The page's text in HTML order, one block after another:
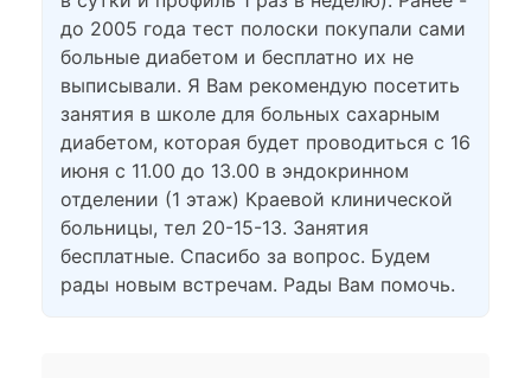
до 2005 года тест полоски покупали сами
больные диабетом и бесплатно их не
выписывали. Я Вам рекомендую посетить
занятия в школе для больных сахарным
диабетом, которая будет проводиться с 16
июня с 11.00 до 13.00 в эндокринном
отделении (1 этаж) Краевой клинической
больницы, тел 20-15-13. Занятия
бесплатные. Спасибо за вопрос. Будем
рады новым встречам. Рады Вам помочь.